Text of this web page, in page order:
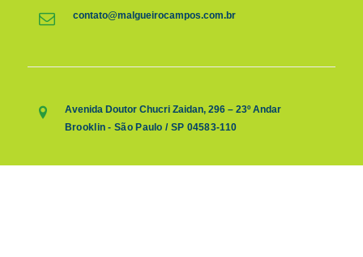
contato@malgueirocampos.com.br
Avenida Doutor Chucri Zaidan, 296 – 23º Andar
Brooklin - São Paulo / SP 04583-110